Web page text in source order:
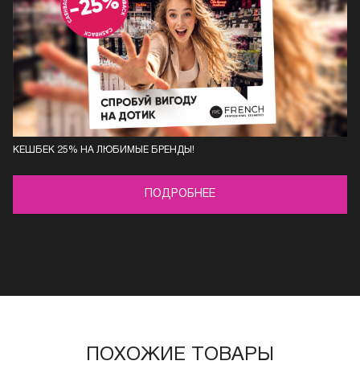
КЕШБЕК 25% НА ЛЮБИМЫЕ БРЕНДЫ!
ПОДРОБНЕЕ
ПОХОЖИЕ ТОВАРЫ